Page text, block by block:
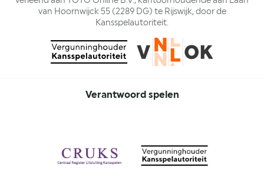
van Hoornwijck 55 (2289 DG) te Rijswijk, door de
Kansspelautoriteit.
Verantwoord spelen